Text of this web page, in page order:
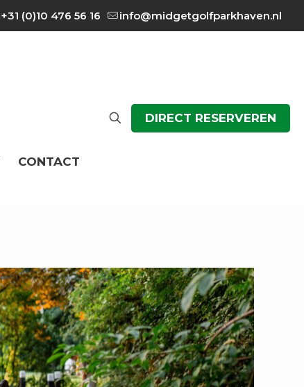
+31 (0)10 476 56 16 info@midgetgolfparkhaven.nl
CONTACT
DIRECT RESERVEREN